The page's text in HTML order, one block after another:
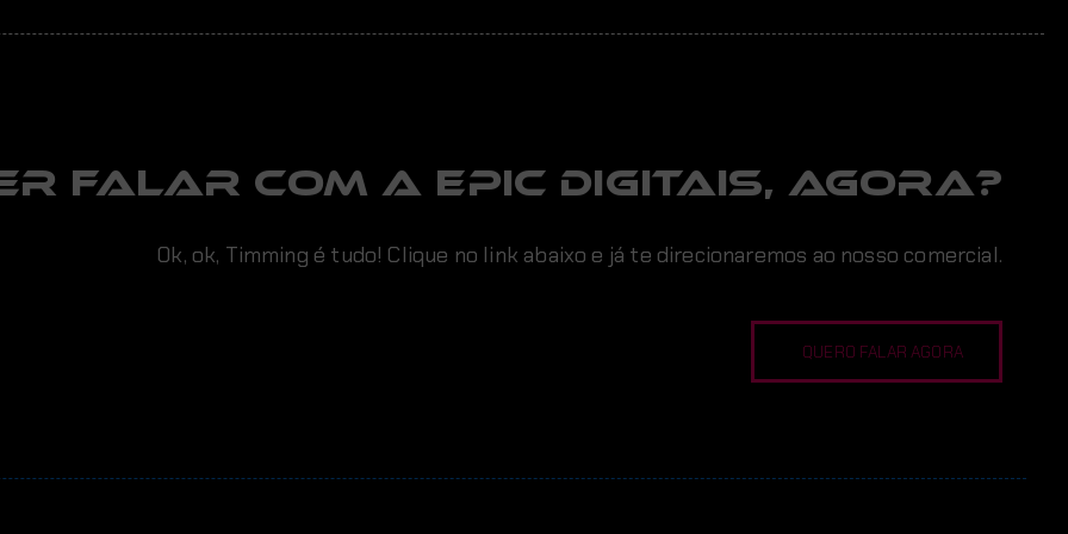
falar com a EPIC digitais, AGORA?
Ok, ok, Timming é tudo! Clique no link abaixo e já te direcionaremos ao nosso comercial.
QUERO FALAR AGORA